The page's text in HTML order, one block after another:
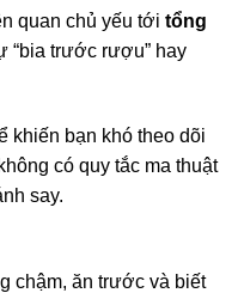
quan chủ yếu tới tổng
“bia trước rượu” hay
khiến bạn khó theo dõi
có quy tắc ma thuật
say.
chậm, ăn trước và biết